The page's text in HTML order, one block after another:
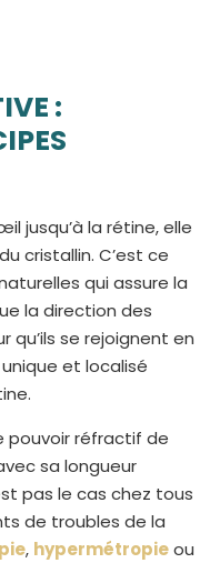
:
jusqu’à la rétine, elle
cristallin. C’est ce
qui assure la
la direction des
qu’ils se rejoignent en
et localisé
pouvoir réfractif de
sa longueur
pas le cas chez tous
de troubles de la
, hypermétropieou